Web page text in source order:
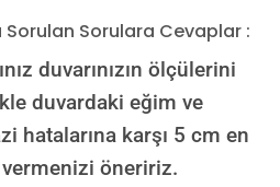
Sorulan Sorulara Cevaplar :
duvarınızın ölçülerini
duvardaki eğim ve
hatalarına karşı 5 cm en
öneririz.